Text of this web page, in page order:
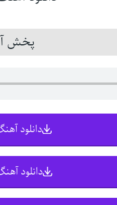
پخش
دانلود
دانلود